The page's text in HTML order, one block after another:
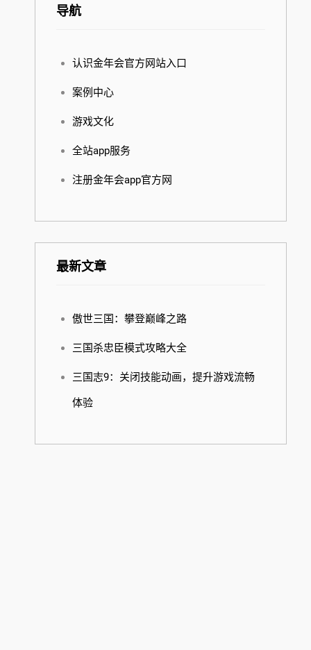
导航
认识金年会官方网站入口
案例中心
游戏文化
全站app服务
注册金年会app官方网
最新文章
傲世三国：攀登巅峰之路
三国杀忠臣模式攻略大全
三国志9：关闭技能动画，提升游戏流畅
体验